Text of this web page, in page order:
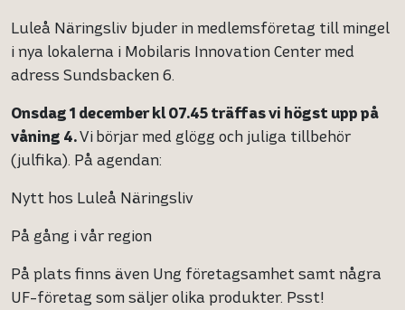
Luleå Näringsliv bjuder in medlemsföretag till mingel
i nya lokalerna i Mobilaris Innovation Center med
adress Sundsbacken 6.
Onsdag 1 december kl 07.45 träffas vi högst upp på
våning 4.Vi börjar med glögg och juliga tillbehör
(julfika). På agendan:
Nytt hos Luleå Näringsliv
På gång i vår region
På plats finns även Ung företagsamhet samt några
UF-företag som säljer olika produkter. Psst!